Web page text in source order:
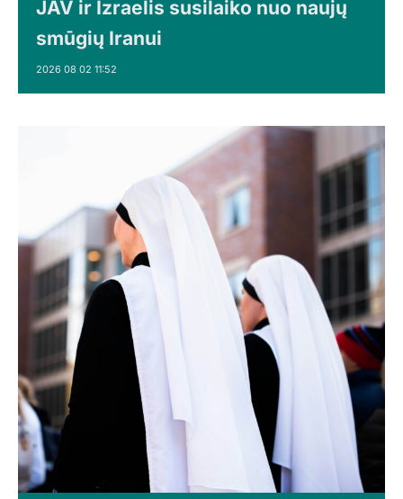
JAV ir Izraelis susilaiko nuo naujų
smūgių Iranui
2026 08 02 11:52